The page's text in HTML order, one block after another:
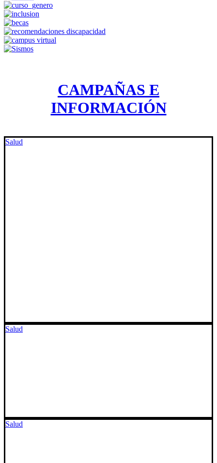
CAMPAÑAS E
INFORMACIÓN
Salud
Salud
Salud